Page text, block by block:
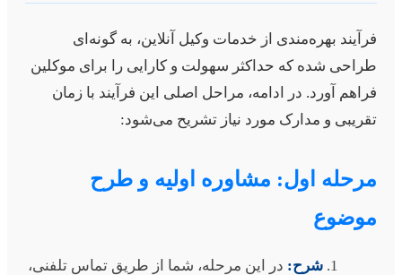
بهره‌مندی از خدمات وکیل آنلاین، به گونه‌ای
شده که حداکثر سهولت و کارایی را برای موکلین
آورد. در ادامه، مراحل اصلی این فرآیند با زمان
و مدارک مورد نیاز تشریح می‌شود:
اول: مشاوره اولیه و طرح
شرح:در این مرحله، شما از طریق تماس تلفنی،